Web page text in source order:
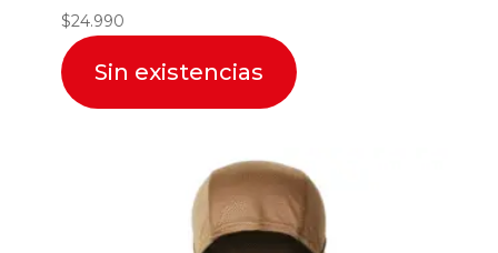
$24.990
Sin existencias